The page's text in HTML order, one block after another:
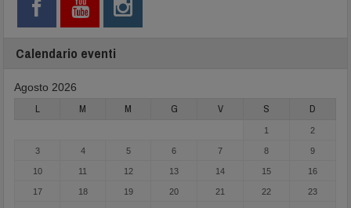
Calendario eventi
Agosto 2026
L M M G V S D
1 2
3 4 5 6 7 8 9
10 11 12 13 14 15 16
17 18 19 20 21 22 23